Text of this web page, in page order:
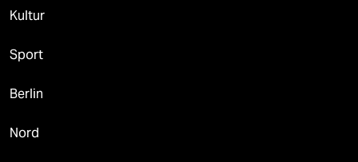
Kultur
Sport
Berlin
Nord